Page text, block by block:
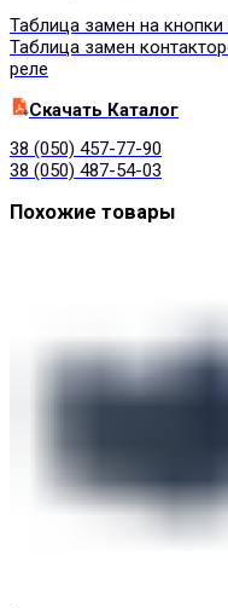
Таблица замен на
Таблица замен
реле
Cкачать Каталог
38 (050) 457-77-90
38 (050) 487-54-03
Похожие товары